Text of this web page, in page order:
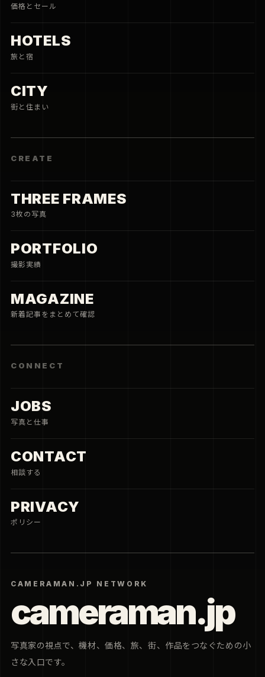
CAMERAMAN.JP NETWORK
cameraman.jp
写真家の視点で、機材、価格、旅、街、作品をつなぐための小
さな入口です。
価格とセール
HOTELS
旅と宿
CITY
街と住まい
CREATE
THREE FRAMES
3枚の写真
PORTFOLIO
撮影実績
MAGAZINE
新着記事をまとめて確認
CONNECT
JOBS
写真と仕事
CONTACT
相談する
PRIVACY
ポリシー